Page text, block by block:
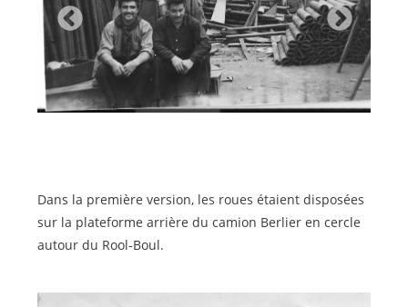
Dans la première version, les roues étaient disposées
sur la plateforme arrière du camion Berlier en cercle
autour du Rool-Boul.